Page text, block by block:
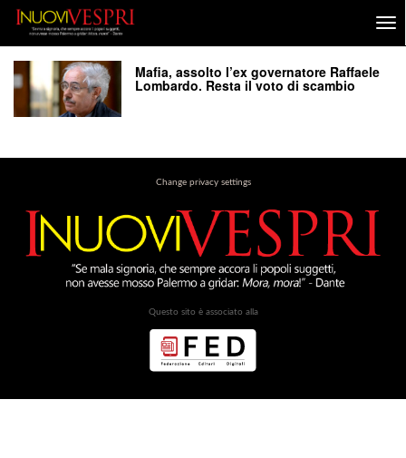
Mafia, assolto l’ex governatore Raffaele
Lombardo. Resta il voto di scambio
Change privacy settings
Questo sito è associato alla